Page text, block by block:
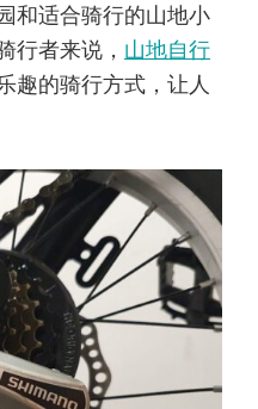
和适合骑行的山地小
行者来说， 山地自行
趣的骑行方式，让人